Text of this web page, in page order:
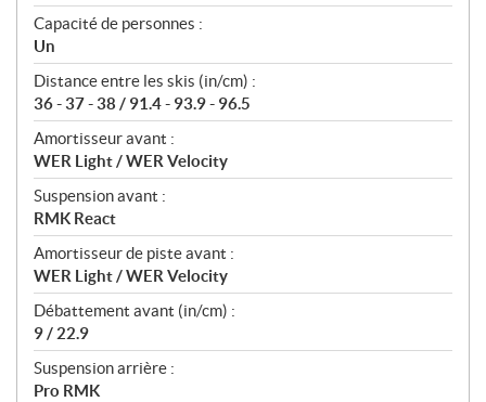
Capacité de personnes :
Un
Distance entre les skis (in/cm) :
36 - 37 - 38 / 91.4 - 93.9 - 96.5
Amortisseur avant :
WER Light / WER Velocity
Suspension avant :
RMK React
Amortisseur de piste avant :
WER Light / WER Velocity
Débattement avant (in/cm) :
9 / 22.9
Suspension arrière :
Pro RMK